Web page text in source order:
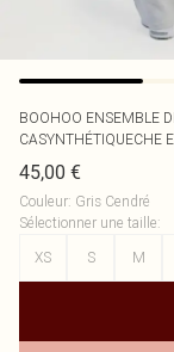
BOOHOO ENSEMBLE
CASYNTHÉTIQUECHE
45,00 €
Couleur: Gris Cendré
Sélectionner une taille:
XS
S M